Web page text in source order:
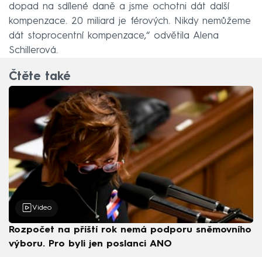
dopad na sdílené daně a jsme ochotni dát další
kompenzace. 20 miliard je férových. Nikdy nemůžeme
dát stoprocentní kompenzace,“ odvětila Alena
Schillerová.
Čtěte také
Video
Rozpočet na příští rok nemá podporu sněmovního
výboru. Pro byli jen poslanci ANO